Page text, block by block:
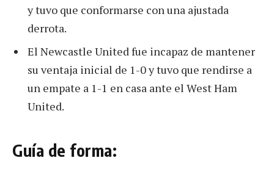
y tuvo que conformarse con una ajustada
derrota.
El Newcastle United fue incapaz de mantener
su ventaja inicial de 1-0 y tuvo que rendirse a
un empate a 1-1 en casa ante el West Ham
United.
Guía de forma: